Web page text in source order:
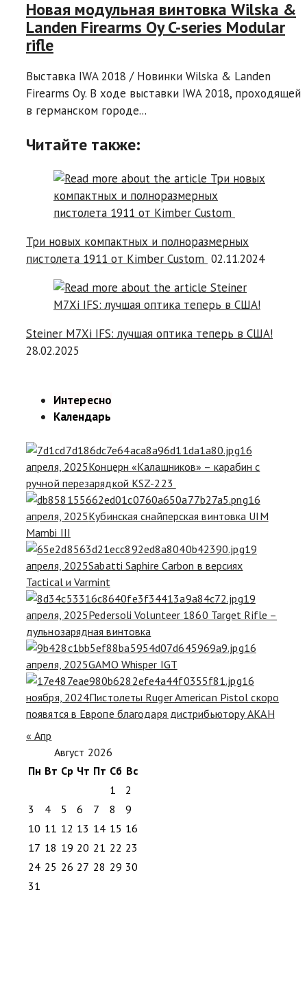
Новая модульная винтовка Wilska &
Landen Firearms Oy C-series Modular
rifle
Выставка IWA 2018 / Новинки Wilska & Landen
Firearms Oy. В ходе выставки IWA 2018, проходящей
в германском городе...
Читайте также:
Три новых компактных и полноразмерных
пистолета 1911 от Kimber Custom 02.11.2024
Steiner M7Xi IFS: лучшая оптика теперь в США!
28.02.2025
Интересно
Календарь
16
апреля, 2025Концерн «Калашников» – карабин с
ручной перезарядкой KSZ-223
16
апреля, 2025Кубинская снайперская винтовка UIM
Mambi III
19
апреля, 2025Sabatti Saphire Carbon в версиях
Tactical и Varmint
19
апреля, 2025Pedersoli Volunteer 1860 Target Rifle –
дульнозарядная винтовка
16
апреля, 2025GAMO Whisper IGT
16
ноября, 2024Пистолеты Ruger American Pistol скоро
появятся в Европе благодаря дистрибьютору AKAH
« Апр
Август 2026
Пн Вт Ср Чт Пт Сб Вс
1
2
3
4 5 6 7 8
9
10 11 12 13 14 15 16
17 18 19 20 21 22 23
24 25 26 27 28 29 30
31